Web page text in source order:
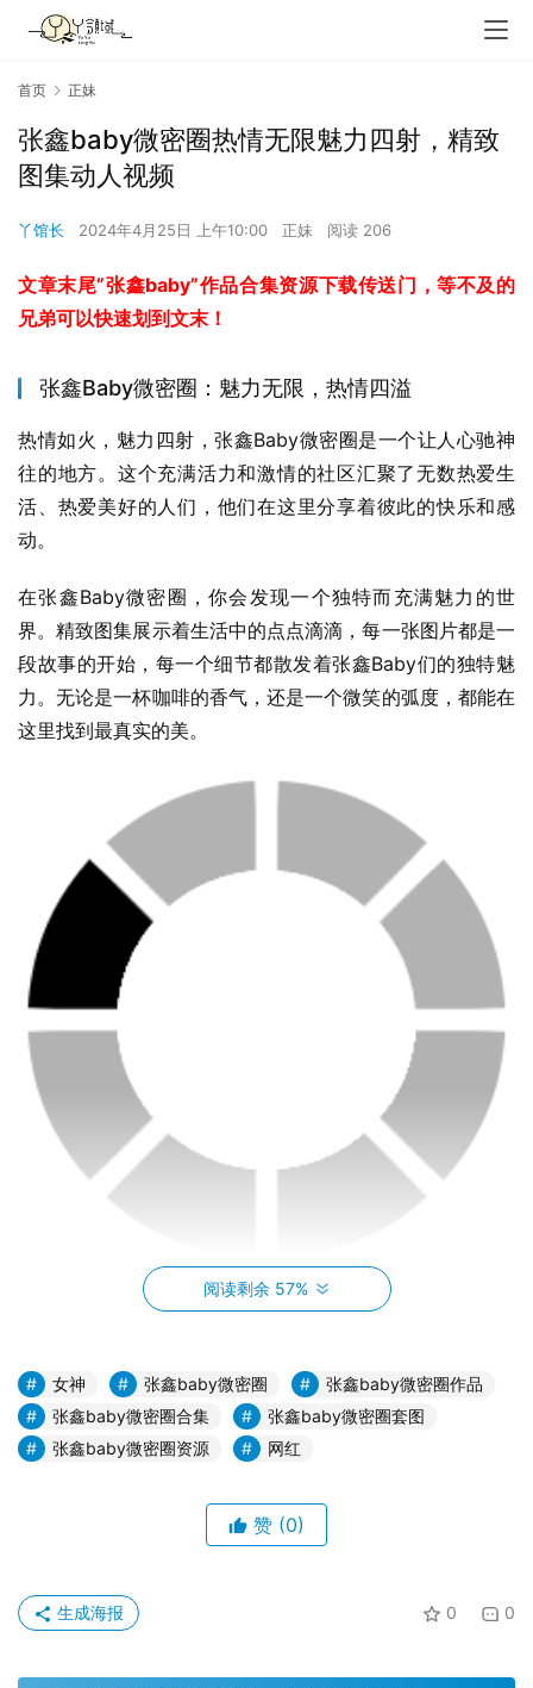
首页 正妹
张鑫baby微密圈热情无限魅力四射，精致
图集动人视频
丫馆长 2024年4月25日 上午10:00 正妹 阅读 206
文章末尾”张鑫baby”作品合集资源下载传送门，等不及的
兄弟可以快速划到文末！
张鑫Baby微密圈：魅力无限，热情四溢
热情如火，魅力四射，张鑫Baby微密圈是一个让人心驰神
往的地方。这个充满活力和激情的社区汇聚了无数热爱生
活、热爱美好的人们，他们在这里分享着彼此的快乐和感
动。
在张鑫Baby微密圈，你会发现一个独特而充满魅力的世
界。精致图集展示着生活中的点点滴滴，每一张图片都是一
段故事的开始，每一个细节都散发着张鑫Baby们的独特魅
力。无论是一杯咖啡的香气，还是一个微笑的弧度，都能在
这里找到最真实的美。
而动人视频更是这个社区的一大亮点。在这里，你可以看到
生活的小确幸到大片的创意视频，每一个作品都散发着无限
的魅力，让人忍不住为之动容。
张鑫Baby微密圈是一个充满热情的家园，每一个成员都是
这个大家庭中不可或缺的一部分。在这里，你不仅可以发现
生活的美好，还能结识志同道合的朋友，分享彼此的喜悦和
想，这里都有属于你的一席之地。
阅读剩余 57%
女神 张鑫baby微密圈
张鑫baby微密圈作品
张鑫baby微密圈合集
张鑫baby微密圈套图
张鑫baby微密圈资源
网红
赞 (0)
0 0
生成海报